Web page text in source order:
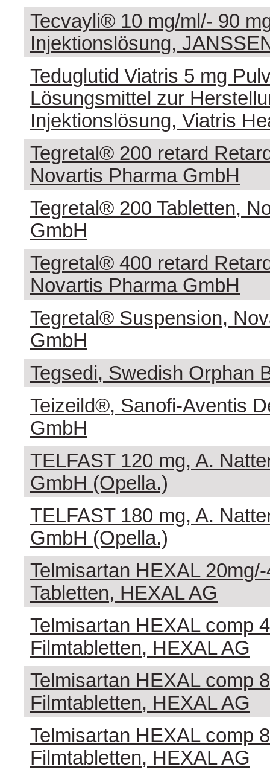
Tecvayli® 10 mg/ml/- 90
Injektionslösung,
Teduglutid Viatris 5 mg
Lösungsmittel zur
Injektionslösung, Viatris
Tegretal® 200 retard
Novartis Pharma GmbH
Tegretal® 200 Tabletten,
GmbH
Tegretal® 400 retard
Novartis Pharma GmbH
Tegretal® Suspension,
GmbH
Tegsedi, Swedish Orphan
Teizeild®, Sanofi-Aventis
GmbH
TELFAST 120 mg, A.
GmbH (Opella.)
TELFAST 180 mg, A.
GmbH (Opella.)
Telmisartan HEXAL
Tabletten, HEXAL AG
Telmisartan HEXAL comp
Filmtabletten, HEXAL AG
Telmisartan HEXAL comp
Filmtabletten, HEXAL AG
Telmisartan HEXAL comp
Filmtabletten, HEXAL AG